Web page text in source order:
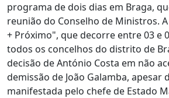
programa de dois dias em Braga,
reunião do Conselho de Ministros.
+ Próximo", que decorre entre 03 e
todos os concelhos do distrito de
decisão de António Costa em não
demissão de João Galamba,
manifestada pelo chefe de Estado